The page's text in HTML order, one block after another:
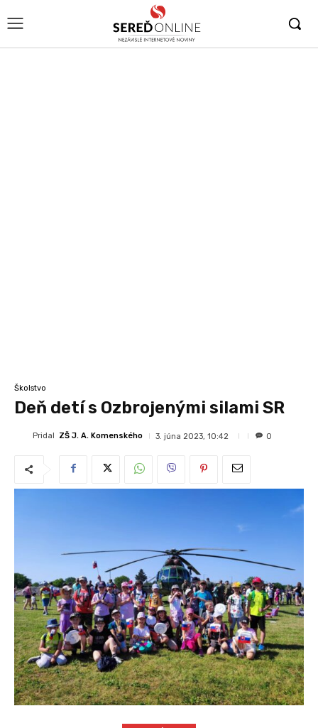
Školstvo
Deň detí s Ozbrojenými silami SR
Pridal ZŠ J. A. Komenského 3. júna 2023, 10:42 0